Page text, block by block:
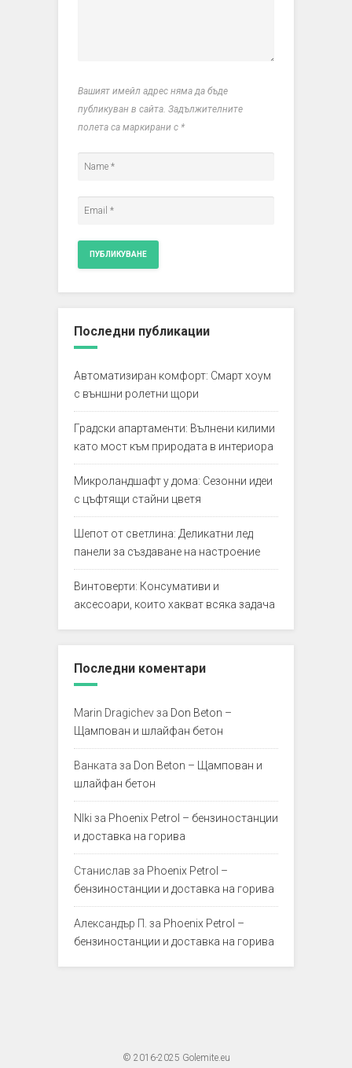
Вашият имейл адрес няма да бъде
публикуван в сайта. Задължителните
полета са маркирани с *
Последни публикации
Автоматизиран комфорт: Смарт хоум
с външни ролетни щори
Градски апартаменти: Вълнени килими
като мост към природата в интериора
Микроландшафт у дома: Сезонни идеи
с цъфтящи стайни цветя
Шепот от светлина: Деликатни лед
панели за създаване на настроение
Винтоверти: Консумативи и
аксесоари, които хакват всяка задача
Последни коментари
Marin Dragichevза Don Beton –
Щампован и шлайфан бетон
Ванката за Don Beton – Щампован и
шлайфан бетон
NIki за Phoenix Petrol – бензиностанции
и доставка на горива
Станислав за Phoenix Petrol –
бензиностанции и доставка на горива
Александър П. за Phoenix Petrol –
бензиностанции и доставка на горива
© 2016-2025 Golemite.eu